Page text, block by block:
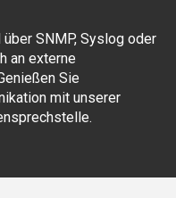
SNMP, Syslog oder
an externe
Sie
mit unserer